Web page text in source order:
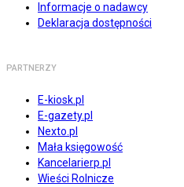
Informacje o nadawcy
Deklaracja dostępności
PARTNERZY
E-kiosk.pl
E-gazety.pl
Nexto.pl
Mała księgowość
Kancelarierp.pl
Wieści Rolnicze